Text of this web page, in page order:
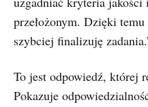
przełożonym. Dzięki
szybciej finalizuję
To jest odpowiedź, której
Pokazuje